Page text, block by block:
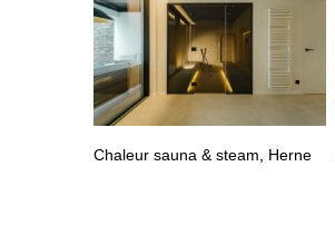
Chaleur sauna & steam, Herne